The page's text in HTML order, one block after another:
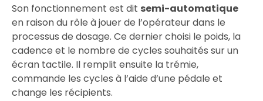
Son fonctionnement est dit semi-automatique
en raison du rôle à jouer de l’opérateur dans le
processus de dosage. Ce dernier choisi le poids, la
cadence et le nombre de cycles souhaités sur un
écran tactile. Il remplit ensuite la trémie,
commande les cycles à l’aide d’une pédale et
change les récipients.